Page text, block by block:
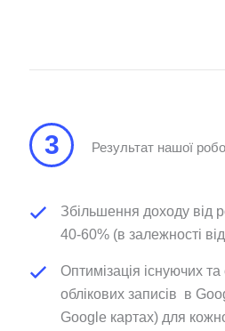
3 Результат нашої
Збільшення доходу від
40-60% (в залежності від
Оптимізація існуючих
облікових записів в
Google картах) для